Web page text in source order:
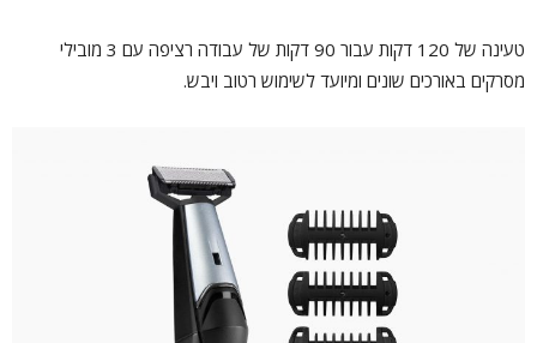
טעינה של 120 דקות עבור 90 דקות של עבודה רציפה עם 3 מובילי
מסרקים באורכים שונים ומיועד לשימוש רטוב ויבש.